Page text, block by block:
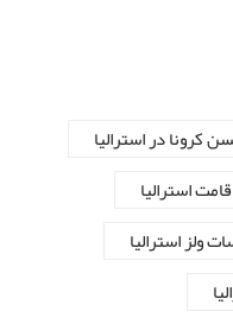
کرونا در استرالیا
استرالیا
ولز استرالیا